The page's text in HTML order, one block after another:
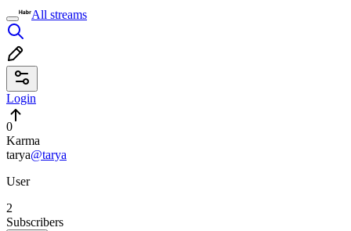
All streams
Login
0
Karma
tarya@tarya
User
2
Subscribers